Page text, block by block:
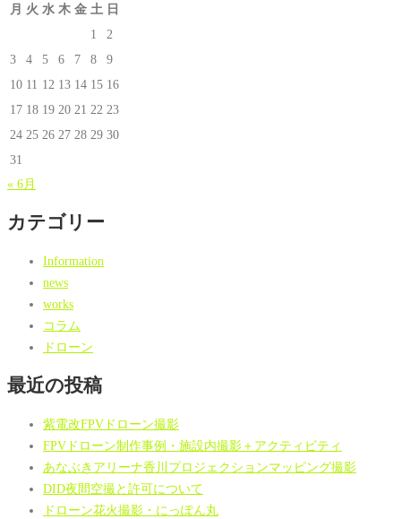
月 火 水 木 金 土 日
1
2
3
4 5 6 7 8
9
10 11 12 13 14 15 16
17 18 19 20 21 22 23
24 25 26 27 28 29 30
31
« 6月
カテゴリー
Information
news
works
コラム
ドローン
最近の投稿
紫電改FPVドローン撮影
FPVドローン制作事例・施設内撮影＋アクティビティ
あなぶきアリーナ香川プロジェクションマッピング撮影
DID夜間空撮と許可について
ドローン花火撮影・にっぽん丸